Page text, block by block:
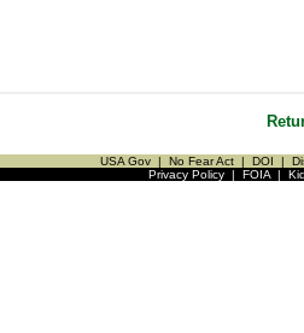
USA Gov | No Fear Act | DOI |
Privacy Policy| FOIA|